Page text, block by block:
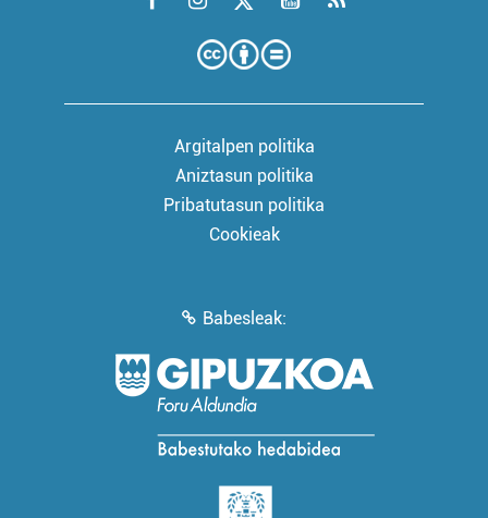
Argitalpen politika
Aniztasun politika
Pribatutasun politika
Cookieak
Babesleak: